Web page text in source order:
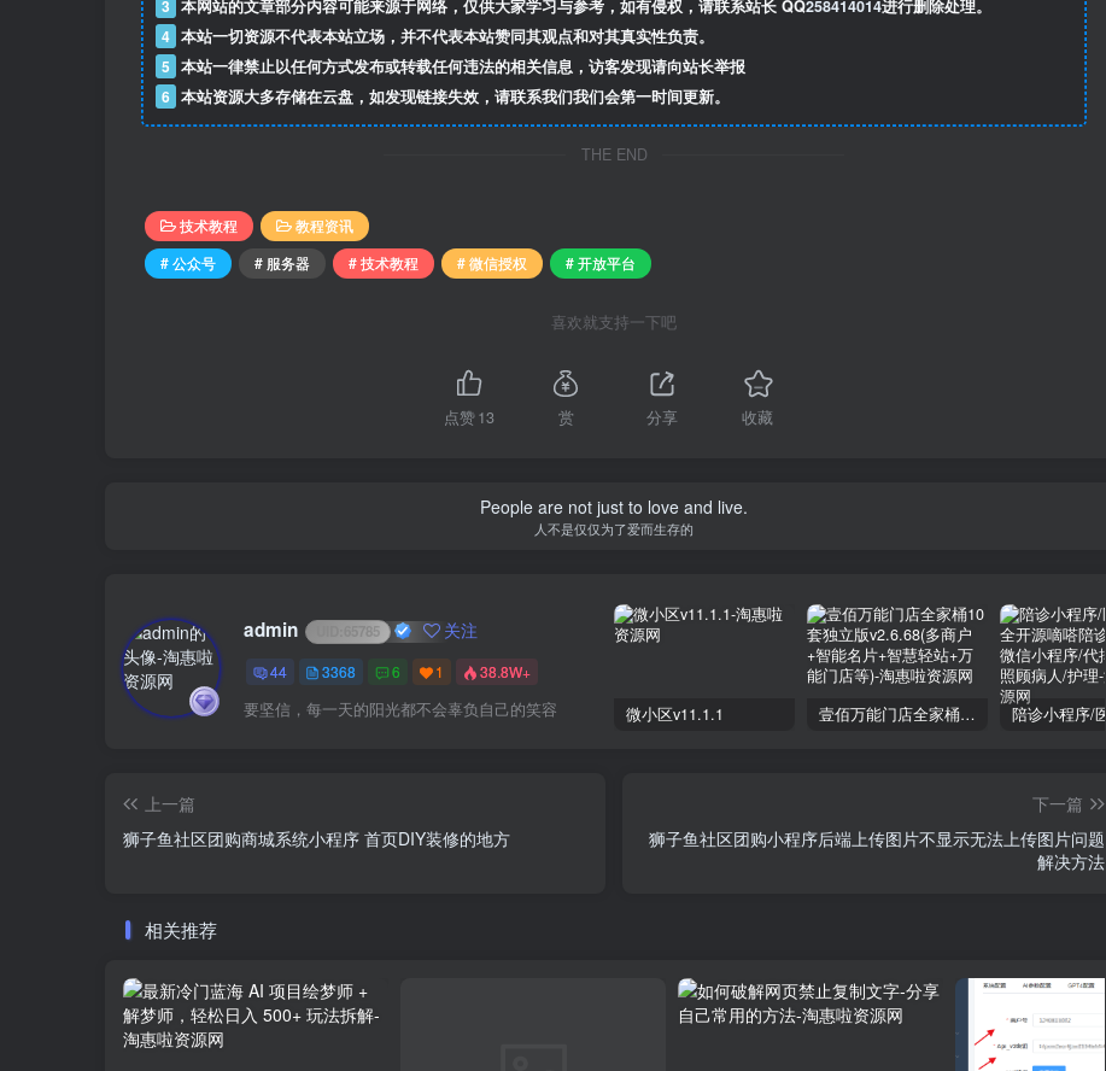
3 本网站的文章部分内容可能来源于网络，仅供大家学习与参考，如有侵权，请联系站长 QQ258414014进行删除处理。
4 本站一切资源不代表本站立场，并不代表本站赞同其观点和对其真实性负责。
5 本站一律禁止以任何方式发布或转载任何违法的相关信息，访客发现请向站长举报
6 本站资源大多存储在云盘，如发现链接失效，请联系我们我们会第一时间更新。
THE END
技术教程
教程资讯
# 公众号
# 服务器 # 技术教程 # 微信授权 # 开放平台
喜欢就支持一下吧
点赞13 赏 分享 收藏
People are not just to love and live.
人不是仅仅为了爱而生存的
admin 65785 关注
44 3368 6 1 38.8W+
要坚信，每一天的阳光都不会辜负自己的笑容 微小区v11.1.1 壹佰万能门店全家桶10套独立版v2.6.68(​多商户+智能名片+智慧轻站+万能门店等)
上一篇
狮子鱼社区团购商城系统小程序 首页DIY装修的地方
下一篇
狮子鱼社区团购小程序后端上传图片不显示无法上传图片问题
解决方法
相关推荐